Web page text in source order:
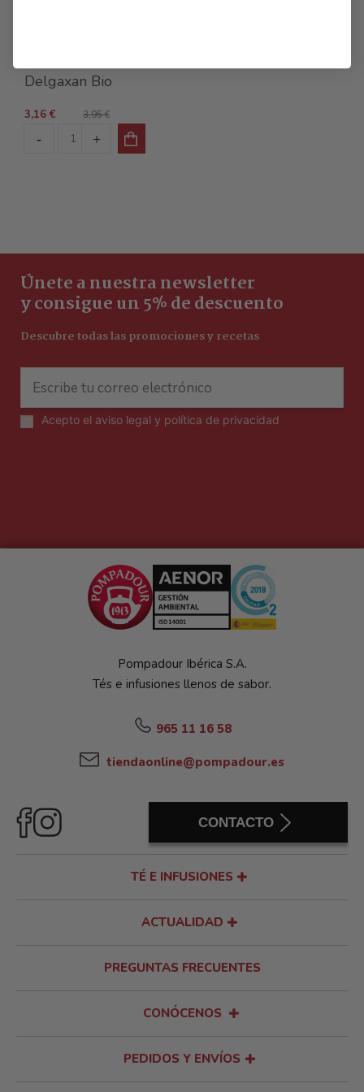
Infusiones Bios
Delgaxan Bio
3,16 € 3,95 €
Únete a nuestra newsletter
y consigue un 5% de descuento
Descubre todas las promociones y recetas
Acepto el aviso legal y política de privacidad
Pompadour Ibérica S.A.
Tés e infusiones llenos de sabor.
965 11 16 58
tiendaonline@pompadour.es
CONTACTO
TÉ E INFUSIONES
ACTUALIDAD
PREGUNTAS FRECUENTES
CONÓCENOS
PEDIDOS Y ENVÍOS